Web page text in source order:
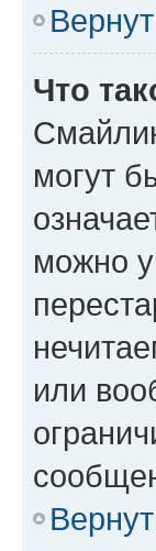
Что
могут
можно
или